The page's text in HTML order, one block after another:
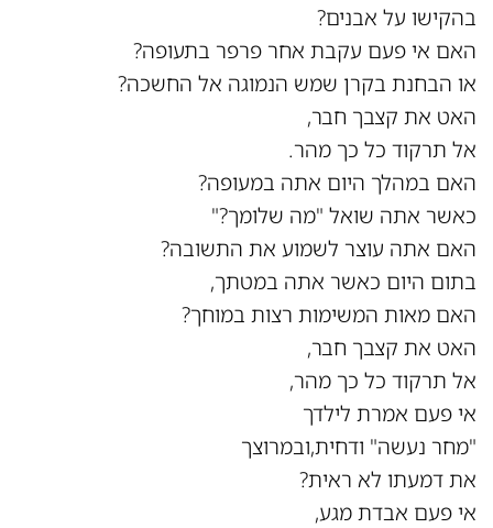
בהקישו על אבנים?
האם אי פעם עקבת אחר פרפר בתעופה?
או הבחנת בקרן שמש הנמוגה אל החשכה?
האט את קצבך חבר,
אל תרקוד כל כך מהר.
האם במהלך היום אתה במעופה?
כאשר אתה שואל "מה שלומך?"
האם אתה עוצר לשמוע את התשובה?
בתום היום כאשר אתה במטתך,
האם מאות המשימות רצות במוחך?
האט את קצבך חבר,
אל תרקוד כל כך מהר,
אי פעם אמרת לילדך
"מחר נעשה" ודחית,ובמרוצך
את דמעתו לא ראית?
אי פעם אבדת מגע,